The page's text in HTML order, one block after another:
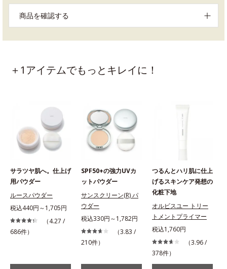
商品を確認する
＋1アイテムでもっとキレイに！
サラツヤ肌へ。仕上げ
用パウダー
ルースパウダー
税込440円～1,705円
（4.27 /
686件）
SPF50+の強力UVカ
ットパウダー
サンスクリーン(R) パ
ウダー
税込330円～1,782円
（3.83 /
210件）
つるんとハリ肌に仕上
げるスキンケア発想の
化粧下地
オルビスユー トリー
トメントプライマー
税込1,760円
（3.96 /
378件）